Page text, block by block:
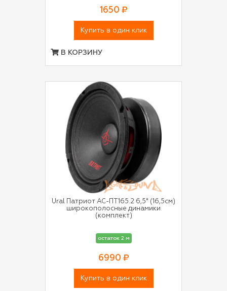
1650 ₽
Купить в один клик
В КОРЗИНУ
Ural Патриот АС-ПТ165.2 6,5" (16,5см)
широкополосные динамики
(комплект)
остаток 2 м
6990 ₽
Купить в один клик